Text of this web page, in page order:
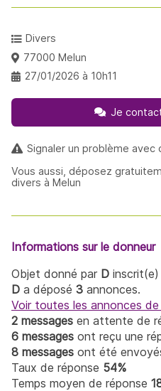
Divers
77000 Melun
27/01/2026 à 10h11
Je
Signaler un problème avec
Vous aussi, déposez
divers à Melun
Informations sur le donneur
Objet donné par D inscrit(e)
D a déposé 3 annonces.
Voir toutes les annonces de
2 messages en attente de
6 messages ont reçu une
8 messages ont été
Taux de réponse 54%
Temps moyen de réponse